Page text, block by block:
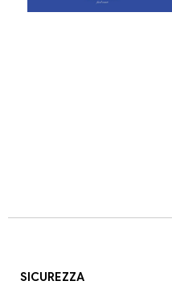
SICUREZZA